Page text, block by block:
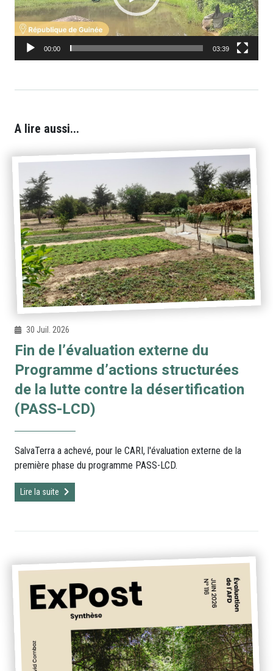
00:00 03:39
A lire aussi...
30 Juil. 2026
Fin de l’évaluation externe du
Programme d’actions structurées
de la lutte contre la désertification
(PASS-LCD)
SalvaTerra a achevé, pour le CARI, l'évaluation externe de la
première phase du programme PASS-LCD.
Lire la suite